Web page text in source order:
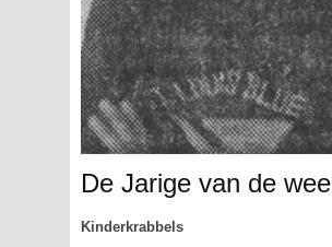
De Jarige van de
Kinderkrabbels